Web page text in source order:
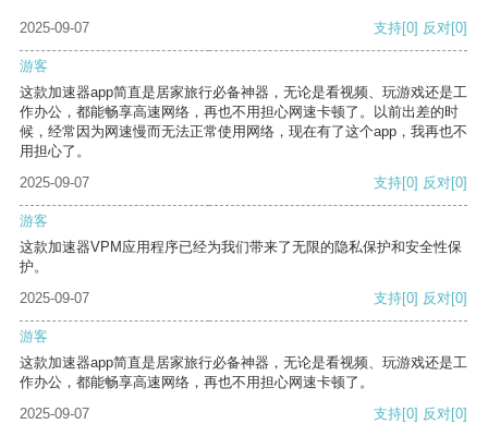
2025-09-07 支持[0] 反对[0]
游客
这款加速器app简直是居家旅行必备神器，无论是看视频、玩游戏还是工
作办公，都能畅享高速网络，再也不用担心网速卡顿了。以前出差的时
候，经常因为网速慢而无法正常使用网络，现在有了这个app，我再也不
用担心了。
2025-09-07
支持[0] 反对[0]
游客
这款加速器VPM应用程序已经为我们带来了无限的隐私保护和安全性保
护。
2025-09-07
支持[0] 反对[0]
游客
这款加速器app简直是居家旅行必备神器，无论是看视频、玩游戏还是工
作办公，都能畅享高速网络，再也不用担心网速卡顿了。
2025-09-07
支持[0] 反对[0]